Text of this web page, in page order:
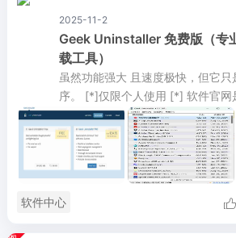
2025-11-2
Geek Uninstaller 免费版（专
载工具）
虽然功能强大 且速度极快，但它
序。 [*]仅限个人使用 [*] 软件官网
软件中心 